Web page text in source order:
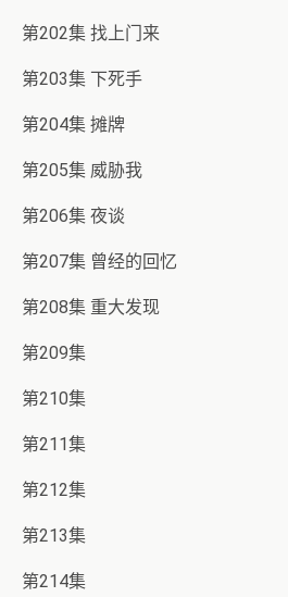
第202集 找上门来
第203集 下死手
第204集 摊牌
第205集 威胁我
第206集 夜谈
第207集 曾经的回忆
第208集 重大发现
第209集
第210集
第211集
第212集
第213集
第214集